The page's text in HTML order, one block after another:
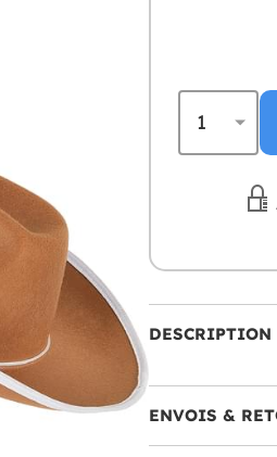
DESCRIPTION
ENVOIS &